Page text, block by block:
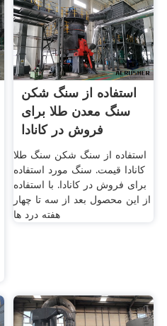
استفاده از سنگ شکن
سنگ معدن طلا برای
فروش در کانادا
استفاده از سنگ شکن سنگ طلا
کانادا قیمت. سنگ مورد استفاده
برای فروش در کانادا. با استفاده
از این محصول بعد از سه تا چهار
هفته درد ها